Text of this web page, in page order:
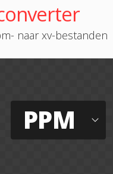
naar xv-bestanden
PPM